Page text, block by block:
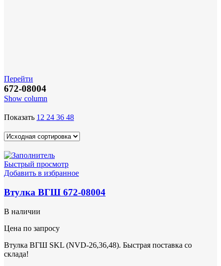
Перейти
672-08004
Show column
Показать 12 24 36 48
Быстрый просмотр
Добавить в избранное
Втулка ВГШ 672-08004
В наличии
Цена по запросу
Втулка ВГШ SKL (NVD-26,36,48). Быстрая поставка со
склада!